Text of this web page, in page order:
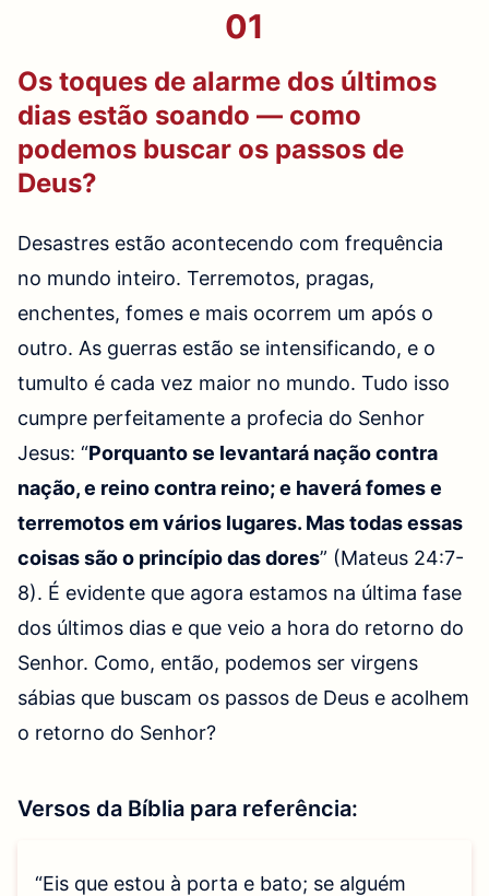
01
Os toques de alarme dos últimos
dias estão soando — como
podemos buscar os passos de
Deus?
Desastres estão acontecendo com frequência
no mundo inteiro. Terremotos, pragas,
enchentes, fomes e mais ocorrem um após o
outro. As guerras estão se intensificando, e o
tumulto é cada vez maior no mundo. Tudo isso
cumpre perfeitamente a profecia do Senhor
Jesus: “Porquanto se levantará nação contra
nação, e reino contra reino; e haverá fomes e
terremotos em vários lugares. Mas todas essas
coisas são o princípio das dores” (Mateus 24:7-
8). É evidente que agora estamos na última fase
dos últimos dias e que veio a hora do retorno do
Senhor. Como, então, podemos ser virgens
sábias que buscam os passos de Deus e acolhem
o retorno do Senhor?
Versos da Bíblia para referência:
“Eis que estou à porta e bato; se alguém